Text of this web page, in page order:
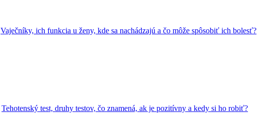
Vaječníky, ich funkcia u ženy, kde sa nachádzajú a čo môže spôsobiť ich bolesť?
Tehotenský test, druhy testov, čo znamená, ak je pozitívny a kedy si ho robiť?